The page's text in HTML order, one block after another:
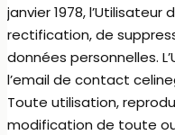
janvier 1978, l’Utilisateur
rectification, de
données personnelles.
l’email de contact
Toute utilisation,
modification de toute